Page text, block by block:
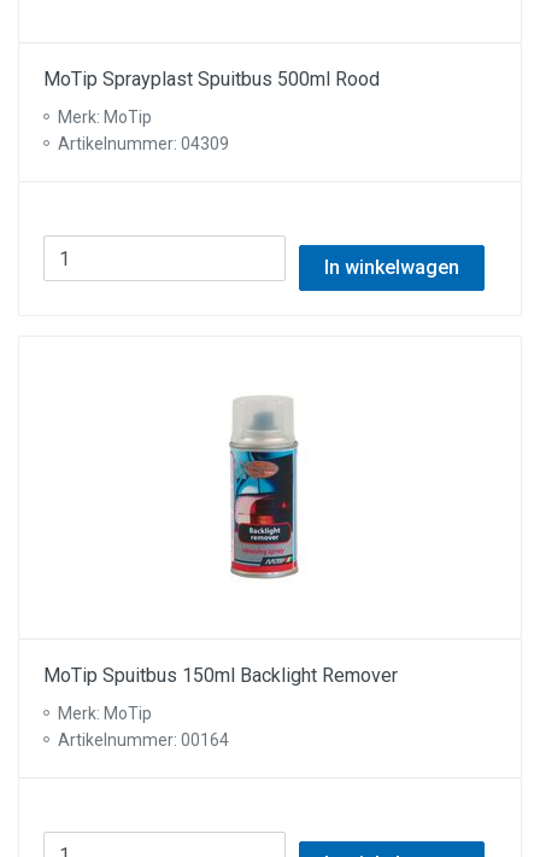
MoTip Sprayplast Spuitbus 500ml Rood
Merk: MoTip
Artikelnummer: 04309
In winkelwagen
MoTip Spuitbus 150ml Backlight Remover
Merk: MoTip
Artikelnummer: 00164